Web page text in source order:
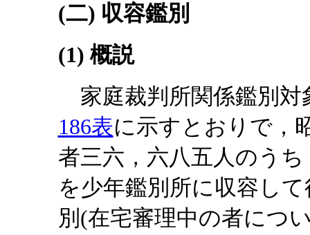
(二) 収容鑑別
(1) 概説
家庭裁判所関係鑑別対
186表に示すとおりで，
者三六，六八五人のう
を少年鑑別所に収容し
別(在宅審理中の者につ